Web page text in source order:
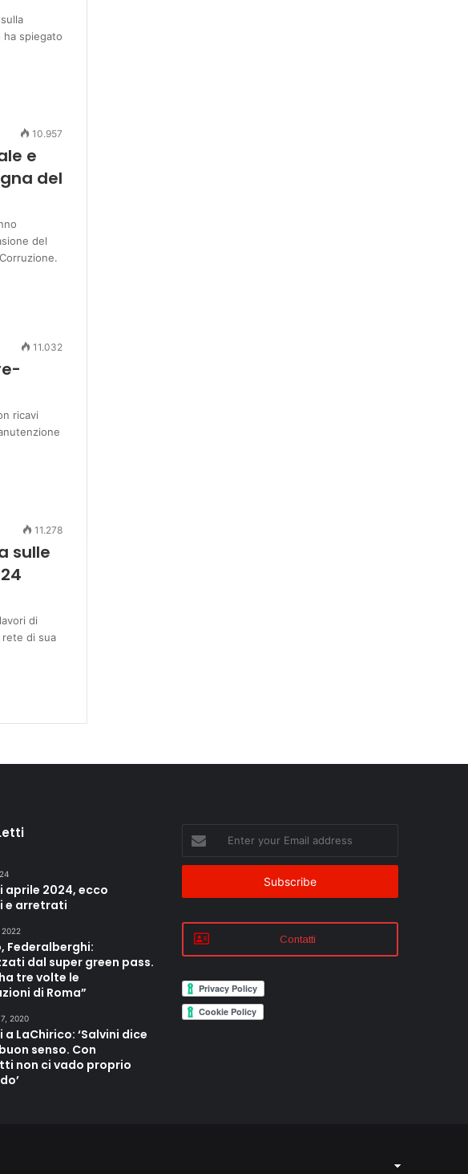
ha spiegato
10.957
e
del
del
11.032
ricavi
11.278
sulle
di
rete di sua
aprile 2024, ecco
e arretrati
2022
Federalberghi:
dal super green pass.
tre volte le
di Roma”
2020
LaChirico: ‘Salvini dice
senso. Con
non ci vado proprio
your
Email
Contatti